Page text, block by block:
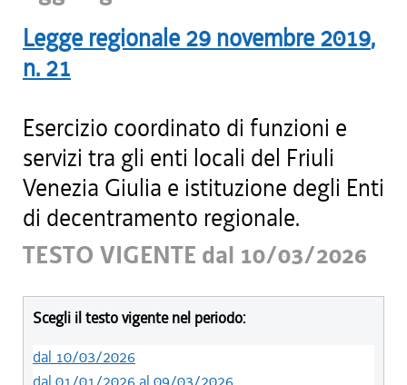
Legge regionale 29 novembre 2019,
n. 21
Esercizio coordinato di funzioni e
servizi tra gli enti locali del Friuli
Venezia Giulia e istituzione degli Enti
di decentramento regionale.
TESTO VIGENTE dal 10/03/2026
Scegli il testo vigente nel periodo:
dal 10/03/2026